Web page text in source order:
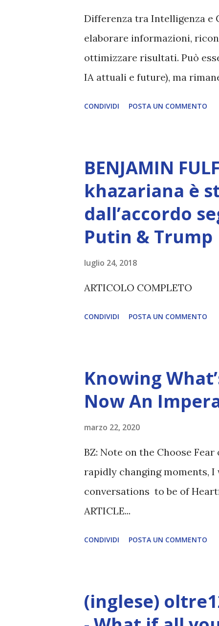
Differenza tra Intelligenza e
elaborare informazioni,
ottimizzare risultati. Può
IA attuali e future), ma
Creatore. È ciò che
non è la scelta più efficiente.
L’intelligenza può simulare
essere Coscienza. Può
renderanno la differenza
CONDIVIDI POSTA UN COMMENTO
BENJAMIN
khazariana è
dall’accordo
Putin & Trump
luglio 24, 2018
ARTICOLO COMPLETO
CONDIVIDI POSTA UN COMMENTO
Knowing
Now An
marzo 22, 2020
BZ: Note on the Choose
rapidly changing moments, I
conversations to be of
ARTICLE...
CONDIVIDI POSTA UN COMMENTO
(inglese)